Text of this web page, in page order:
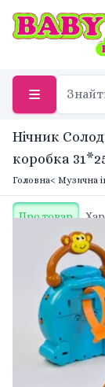
Нічник
коробка
Головна< Музична
Про товар